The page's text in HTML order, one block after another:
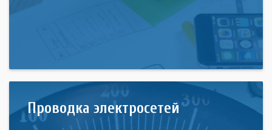
Проводка электросетей